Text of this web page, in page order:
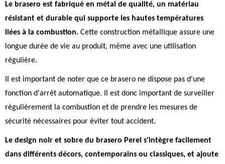
Le brasero est fabriqué en métal de qualité, un matériau
résistant et durable qui supporte les hautes températures
liées à la combustion. Cette construction métallique assure une
longue durée de vie au produit, même avec une utilisation
régulière.
Il est important de noter que ce brasero ne dispose pas d'une
fonction d'arrêt automatique. Il est donc important de surveiller
régulièrement la combustion et de prendre les mesures de
sécurité nécessaires pour éviter tout accident.
Le design noir et sobre du brasero Perel s'intègre facilement
dans différents décors, contemporains ou classiques, et ajoute